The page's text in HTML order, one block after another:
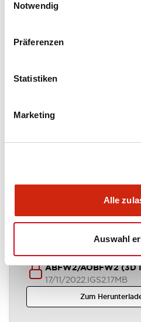
Notwendig
Präferenzen
Statistiken
Marketing
Alle
Auswahl
Mounting and Installation
Dokumente und
CAD-Dateien
ABFW2/AOBFW2 (3D
17/11/2022.IGS2.17MB
Zum